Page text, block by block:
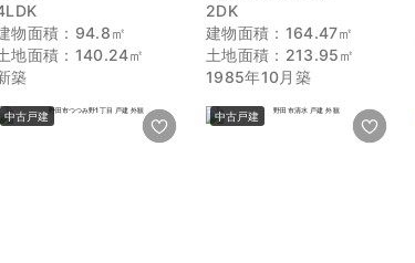
物面積：94.8㎡
地面積：140.24㎡
築
2DK
建物面積：164.47㎡
土地面積：213.95㎡
1985年10月築
中古戸建 中古戸建